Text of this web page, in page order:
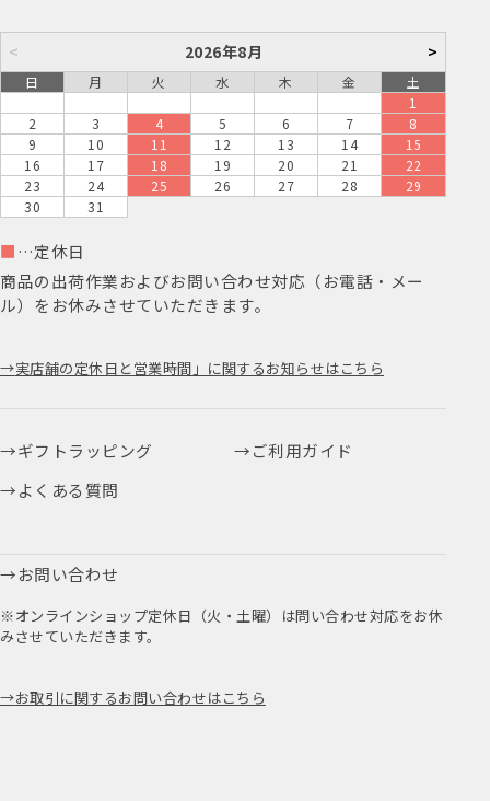
< 2026年8月 >
日 月 火 水 木 金
土
1
2
3 4 5 6 7
8
9
10 11 12 13 14
15
16
17 18 19 20 21
22
23
24 25 26 27 28
29
30
31
■ …定休日
商品の出荷作業およびお問い合わせ対応（お電話・メー
ル）をお休みさせていただきます。
実店舗の定休日と営業時間」に関するお知らせはこちら
ギフトラッピング
ご利用ガイド
よくある質問
お問い合わせ
※オンラインショップ定休日（火・土曜）は問い合わせ対応をお休
みさせていただきます。
お取引に関するお問い合わせはこちら